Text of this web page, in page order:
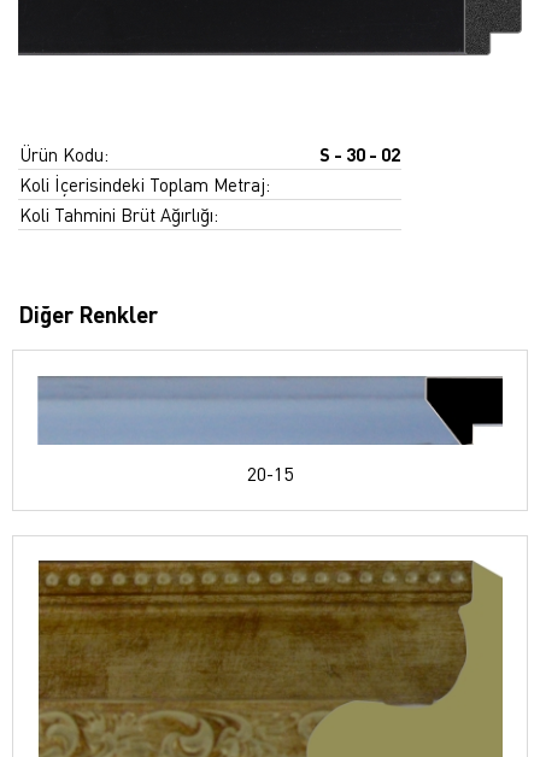
Ürün Kodu:
S - 30 - 02
Koli İçerisindeki Toplam Metraj:
Koli Tahmini Brüt Ağırlığı:
Diğer Renkler
20-15